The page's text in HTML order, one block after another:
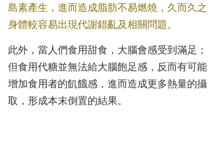
島素產生，進而造成脂肪不易燃燒，久而久之
身體較容易出現代謝錯亂及相關問題。
此外，當人們食用甜食，大腦會感受到滿足；
但食用代糖並無法給大腦飽足感，反而有可能
增加食用者的飢餓感，進而造成更多熱量的攝
取，形成本末倒置的結果。